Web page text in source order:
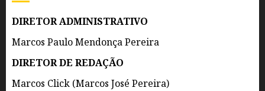
DIRETOR ADMINISTRATIVO
Marcos Paulo Mendonça Pereira
DIRETOR DE REDAÇÃO
Marcos Click (Marcos José Pereira)